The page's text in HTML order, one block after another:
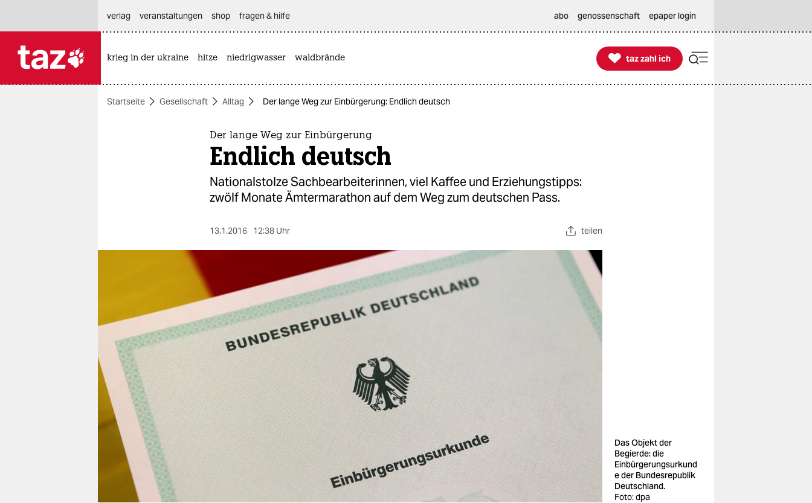
themen
wahrheit
verlag
verlag
veranstaltungen
shop
fragen & hilfe
unterstützen
verlag
veranstaltungen shop fragen & hilfe abo genossenschaft epaper login
krieg in der ukraine hitze niedrigwasser waldbrände 
taz zahl ich
taz zahl ich
Startseite Gesellschaft Alltag Der lange Weg zur Einbürgerung: Endlich deutsch
Der lange Weg zur Einbürgerung
Endlich deutsch
Nationalstolze Sachbearbeiterinnen, viel Kaffee und Erziehungstipps:
zwölf Monate Ämtermarathon auf dem Weg zum deutschen Pass.
13.1.2016 12:38 Uhr teilen
Das Objekt der
Begierde: die
Einbürgerungsurkund
e der Bundesrepublik
Deutschland.
Foto: dpa